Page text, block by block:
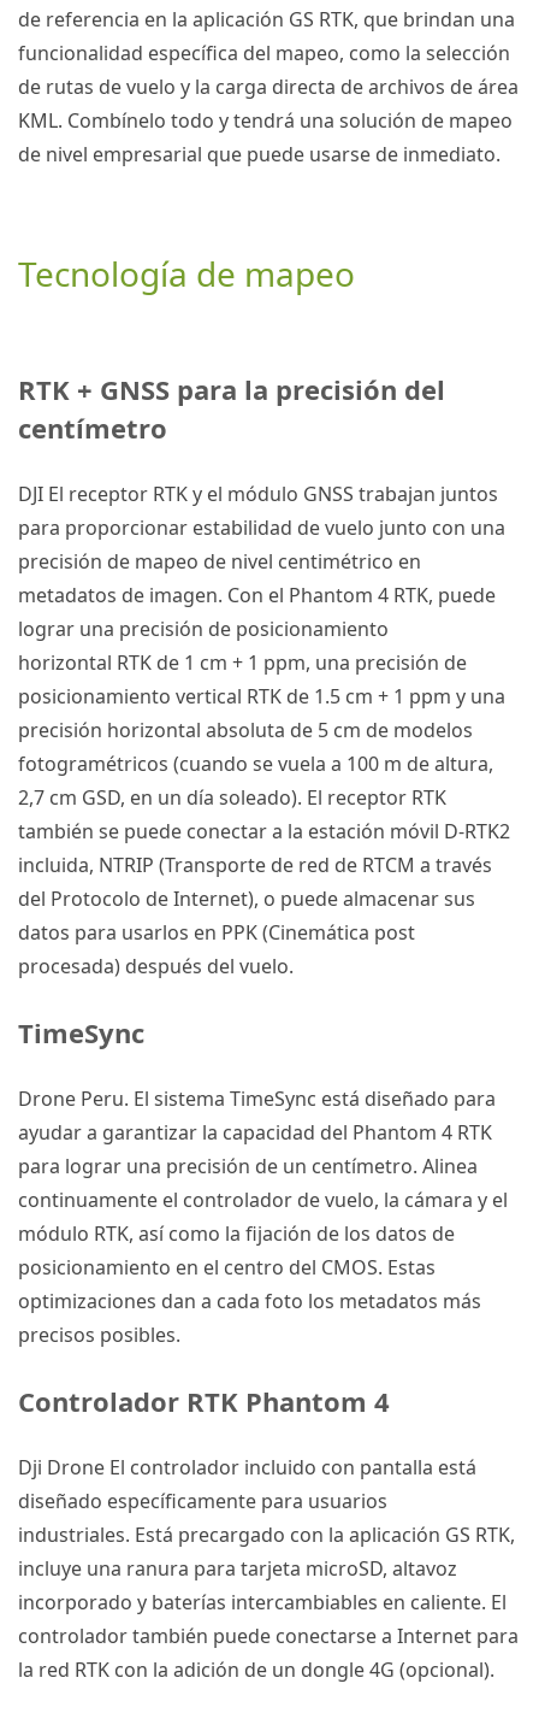
de referencia en la aplicación GS RTK, que brindan una
funcionalidad específica del mapeo, como la selección
de rutas de vuelo y la carga directa de archivos de área
KML. Combínelo todo y tendrá una solución de mapeo
de nivel empresarial que puede usarse de inmediato.
Tecnología de mapeo
RTK + GNSS para la precisión del
centímetro
DJI El receptor RTKy el módulo GNSS trabajan juntos
para proporcionar estabilidad de vuelo junto con una
precisión de mapeo de nivel centimétrico en
metadatos de imagen. Con el Phantom 4 RTK, puede
lograr una precisión de posicionamiento
horizontal RTK de 1 cm + 1 ppm, una precisión de
posicionamiento vertical RTK de 1.5 cm + 1 ppm y una
precisión horizontal absoluta de 5 cm de modelos
fotogramétricos (cuando se vuela a 100 m de altura,
2,7 cm GSD, en un día soleado). El receptor RTK
también se puede conectar a la estación móvil D-RTK2
incluida, NTRIP (Transporte de red de RTCM a través
del Protocolo de Internet), o puede almacenar sus
datos para usarlos en PPK (Cinemática post
procesada) después del vuelo.
TimeSync
Drone Peru. El sistema TimeSync está diseñado para
ayudar a garantizar la capacidad del Phantom 4 RTK
para lograr una precisión de un centímetro. Alinea
continuamente el controlador de vuelo, la cámara y el
módulo RTK, así como la fijación de los datos de
posicionamiento en el centro del CMOS. Estas
optimizaciones dan a cada foto los metadatos más
precisos posibles.
Controlador RTK Phantom 4
Dji Drone El controlador incluido con pantalla está
diseñado específicamente para usuarios
industriales. Está precargado con la aplicación GS RTK,
incluye una ranura para tarjeta microSD, altavoz
incorporado y baterías intercambiables en caliente. El
controlador también puede conectarse a Internet para
la red RTK con la adición de un dongle 4G (opcional).